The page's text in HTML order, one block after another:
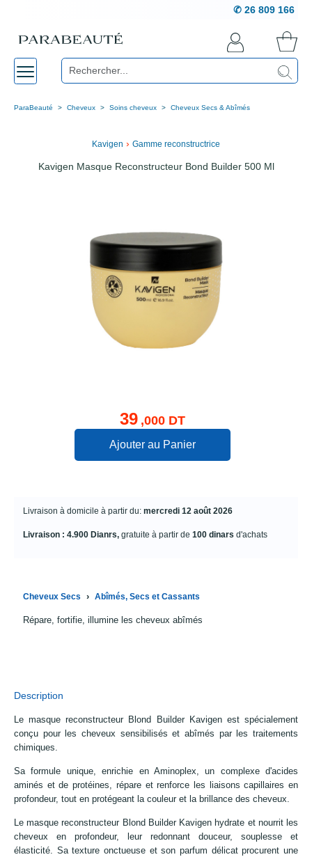
✆ 26 809 166
ParaBeauté Cheveux Soins cheveux Cheveux Secs & Abîmés
Kavigen › Gamme reconstructrice
Kavigen Masque Reconstructeur Bond Builder 500 Ml
39 ,000 DT
Ajouter au Panier
Livraison à domicile à partir du: mercredi 12 août 2026
Livraison : 4.900 Dianrs, gratuite à partir de 100 dinars d'achats
Cheveux Secs › Abîmés, Secs et Cassants
Répare, fortifie, illumine les cheveux abîmés
Description
Le masque reconstructeur Blond Builder Kavigen est spécialement
conçu pour les cheveux sensibilisés et abîmés par les traitements
chimiques.
Sa formule unique, enrichie en Aminoplex, un complexe d'acides
aminés et de protéines, répare et renforce les liaisons capillaires en
profondeur, tout en protégeant la couleur et la brillance des cheveux.
Le masque reconstructeur Blond Builder Kavigen hydrate et nourrit les
cheveux en profondeur, leur redonnant douceur, souplesse et
élasticité. Sa texture onctueuse et son parfum délicat procurent une